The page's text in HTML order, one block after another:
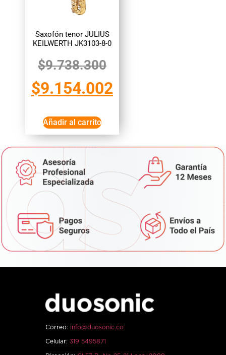
Saxofón tenor JULIUS
KEILWERTH JK3103-8-0
$9.738.300
$9.154.002
Añadir al carrito
Correo: info@duosonic.co
Celular: 319 5495871